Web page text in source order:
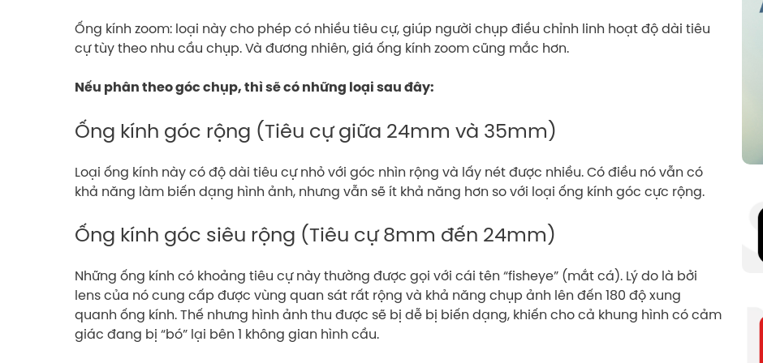
Ống kính zoom: loại này cho phép có nhiều tiêu cự, giúp người chụp điều chỉnh linh hoạt độ dài tiêu
cự tùy theo nhu cầu chụp. Và đương nhiên, giá ống kính zoom cũng mắc hơn.
Nếu phân theo góc chụp, thì sẽ có những loại sau đây:
Ống kính góc rộng (Tiêu cự giữa 24mm và 35mm)
Loại ống kính này có độ dài tiêu cự nhỏ với góc nhìn rộng và lấy nét được nhiều. Có điều nó vẫn có
khả năng làm biến dạng hình ảnh, nhưng vẫn sẽ ít khả năng hơn so với loại ống kính góc cực rộng.
Ống kính góc siêu rộng (Tiêu cự 8mm đến 24mm)
Những ống kính có khoảng tiêu cự này thường được gọi với cái tên “fisheye” (mắt cá). Lý do là bởi
lens của nó cung cấp được vùng quan sát rất rộng và khả năng chụp ảnh lên đến 180 độ xung
quanh ống kính. Thế nhưng hình ảnh thu được sẽ bị dễ bị biến dạng, khiến cho cả khung hình có cảm
giác đang bị “bó” lại bên 1 không gian hình cầu.